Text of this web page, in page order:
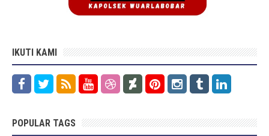
IKUTI KAMI
POPULAR TAGS